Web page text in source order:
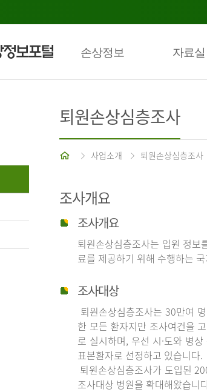
손상정보 자료실
퇴원손상심층조사
홈 사업소개 퇴원손상심층조사
조사개요
조사개요
퇴원손상심층조사는 입원 정
료를 제공하기 위해 수행하는
조사대상
퇴원손상심층조사는 30만여
한 모든 환자지만 조사여건을
로 실시하며, 우선 시·도와 병
표본환자로 선정하고 있습니다.
퇴원손상심층조사가 도입된
조사대상 병원을 확대해왔습니